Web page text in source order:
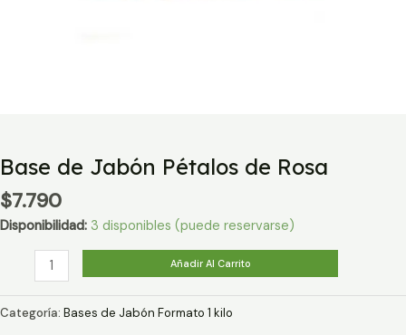
Base de Jabón Pétalos de Rosa
$7.790
Disponibilidad: 3 disponibles (puede reservarse)
Pétalos
Añadir Al Carrito
Categoría: Bases de Jabón Formato 1 kilo